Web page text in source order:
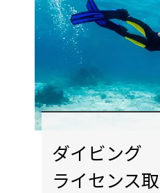
ダイビング
ライセンス